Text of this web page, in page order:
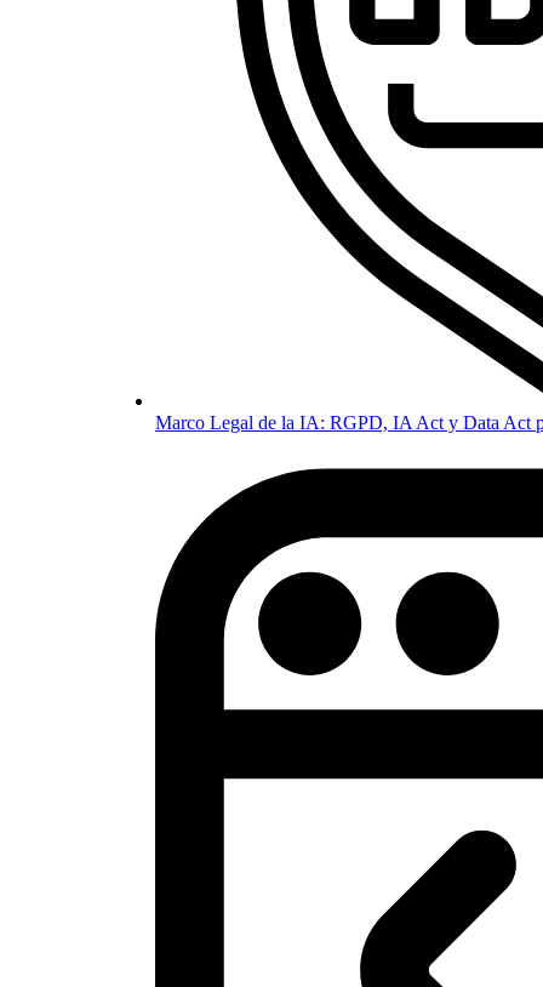
Marco Legal de la IA: RGPD, IA Act y Data Act